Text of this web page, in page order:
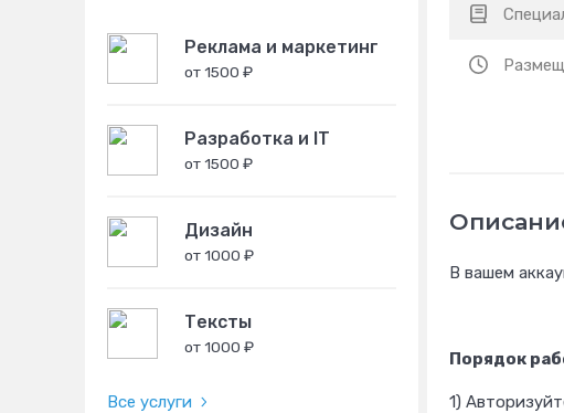
Реклама и маркетинг
от 1500 ₽
Разработка и IT
от 1500 ₽
Дизайн
от 1000 ₽
Тексты
от 1000 ₽
Все услуги
В вашем
Порядок
1)